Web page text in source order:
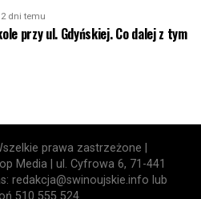
2 dni temu
przy ul. Gdyńskiej. Co dalej z tym
prawa zastrzeżone |
Media | ul. Cyfrowa 6, 71-441
redakcja@swinoujskie.info lub
510 555 524